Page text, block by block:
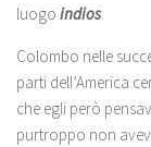
luogo indios.
Colombo nelle
parti dell’America
che egli però
purtroppo non